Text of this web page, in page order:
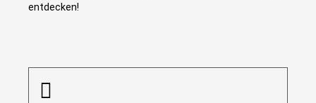
entdecken!